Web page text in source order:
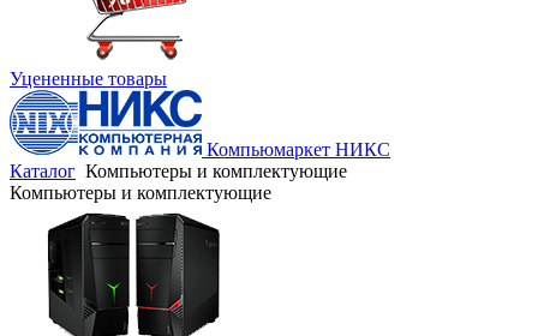
Уцененные товары
Компьюмаркет НИКС
Каталог Компьютеры и комплектующие
Компьютеры и комплектующие